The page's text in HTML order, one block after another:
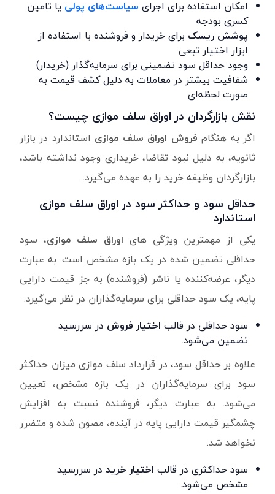
امکان استفاده برای اجرای سیاست‌های پولی یا تامین
کسری بودجه
پوشش ریسک برای خریدار و فروشنده با استفاده از
ابزار اختیار تبعی
وجود حداقل سود تضمینی برای سرمایه‌گذار (خریدار)
شفافیت بیشتر در معاملات به دلیل کشف قیمت به
صورت لحظه‌ای
نقش بازارگردان در اوراق سلف موازی چیست؟
اگر به هنگام فروش اوراق سلف موازی استاندارد در بازار
ثانویه، به دلیل نبود تقاضا، خریداری وجود نداشته باشد،
بازارگردان وظیفه خرید را به عهده می‌گیرد.
حداقل سود و حداکثر سود در اوراق سلف موازی
استاندارد
یکی از مهمترین ویژگی های اوراق سلف موازی، سود
حداقلی تضمین شده در یک بازه مشخص است. به عبارت
دیگر، عرضه‌کننده یا ناشر (فروشنده) به جز قیمت دارایی
پایه، یک سود حداقلی برای سرمایه‌گذاران در نظر می‌گیرد.
سود حداقلی در قالب اختیار فروش در سررسید
تضمین می‌شود.
علاوه بر حداقل سود، در قرارداد سلف موازی میزان حداکثر
سود برای سرمایه‌گذاران در یک بازه مشخص، تعیین
می‌شود. به عبارت دیگر، فروشنده نسبت به افزایش
چشمگیر قیمت دارایی پایه در آینده، مصون شده و متضرر
نخواهد شد.
سود حداکثری در قالب اختیار خریددر سررسید
مشخص می‌شود.